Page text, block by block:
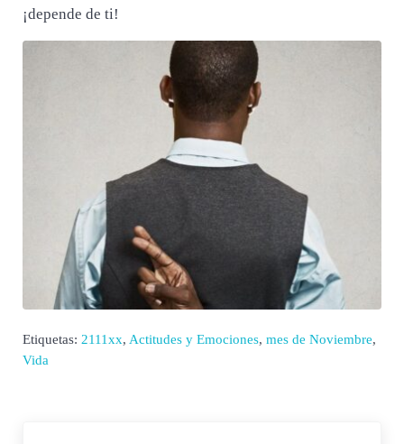
¡depende de ti!
Etiquetas: 2111xx, Actitudes y Emociones, mes de Noviembre,
Vida